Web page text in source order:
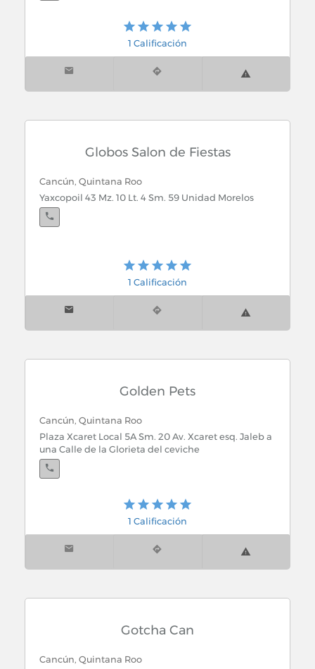
1 Calificación
Globos Salon de Fiestas
Cancún, Quintana Roo
Yaxcopoil 43 Mz. 10 Lt. 4 Sm. 59 Unidad Morelos
1 Calificación
Golden Pets
Cancún, Quintana Roo
Plaza Xcaret Local 5A Sm. 20 Av. Xcaret esq. Jaleb a
una Calle de la Glorieta del ceviche
1 Calificación
Gotcha Can
Cancún, Quintana Roo